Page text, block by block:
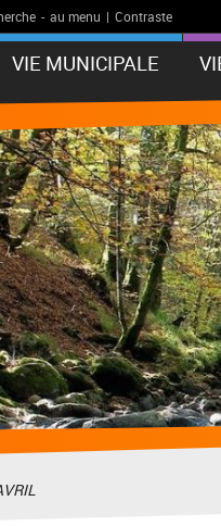
- au menu | Contraste
VIE MUNICIPALE